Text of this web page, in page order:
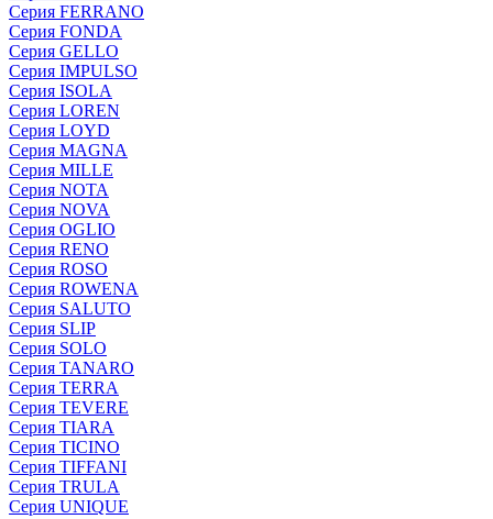
Серия FERRANO
Серия FONDA
Серия GELLO
Серия IMPULSO
Серия ISOLA
Серия LOREN
Серия LOYD
Серия MAGNA
Серия MILLE
Серия NOTA
Серия NOVA
Серия OGLIO
Серия RENO
Серия ROSO
Серия ROWENA
Серия SALUTO
Серия SLIP
Серия SOLO
Серия TANARO
Серия TERRA
Серия TEVERE
Серия TIARA
Серия TICINO
Серия TIFFANI
Серия TRULA
Серия UNIQUE